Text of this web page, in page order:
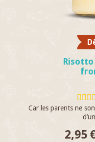
Car les parents ne
2,95